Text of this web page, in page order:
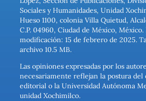
Sociales y Humanidades, Unidad
Hueso 1100, colonia Villa Quietud,
C.P. 04960, Ciudad de México,
modificación: 15 de febrero de 2025.
archivo 10.5 MB.
Las opiniones expresadas por los
necesariamente reflejan la postura
editorial o la Universidad Autónoma
unidad Xochimilco.